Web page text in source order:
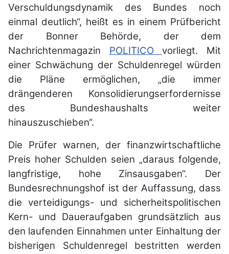
Verschuldungsdynamik des Bundes noch
einmal deutlich“, heißt es in einem Prüfbericht
der Bonner Behörde, der dem
Nachrichtenmagazin POLITICOvorliegt. Mit
einer Schwächung der Schuldenregel würden
die Pläne ermöglichen, „die immer
drängenderen Konsolidierungserfordernisse
des Bundeshaushalts weiter
hinauszuschieben“.
Die Prüfer warnen, der finanzwirtschaftliche
Preis hoher Schulden seien „daraus folgende,
langfristige, hohe Zinsausgaben“. Der
Bundesrechnungshof ist der Auffassung, dass
die verteidigungs- und sicherheitspolitischen
Kern- und Daueraufgaben grundsätzlich aus
den laufenden Einnahmen unter Einhaltung der
bisherigen Schuldenregel bestritten werden